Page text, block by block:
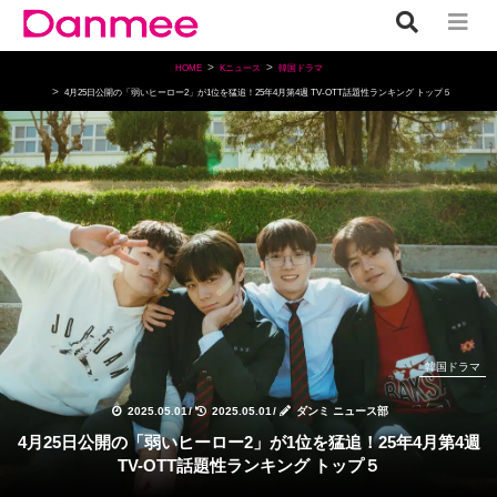
HOME Kニュース 韓国ドラマ
4月25日公開の「弱いヒーロー2」が1位を猛追！25年4月第4週 TV-OTT話題性ランキング トップ５
2025.05.01/ 2025.05.01 / ダンミ ニュース部
韓国ドラマ
4月25日公開の「弱いヒーロー2」が1位を猛追！25年4月第4週
TV-OTT話題性ランキング トップ５